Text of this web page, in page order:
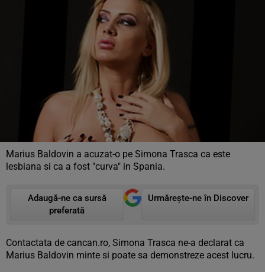
Marius Baldovin a acuzat-o pe Simona Trasca ca este
lesbiana si ca a fost "curva" in Spania.
Adaugă-ne ca sursă
preferată
Urmărește-ne în Discover
Contactata de cancan.ro, Simona Trasca ne-a declarat ca
Marius Baldovin minte si poate sa demonstreze acest lucru.